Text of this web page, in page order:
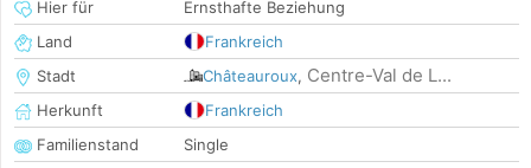
Hier für
Ernsthafte Beziehung
Land
Frankreich
Stadt
Châteauroux, Centre-Val de L...
Herkunft
Frankreich
Familienstand
Single